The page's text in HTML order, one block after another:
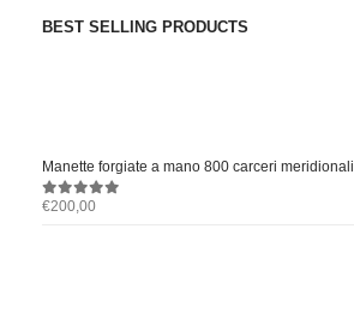
BEST SELLING PRODUCTS
Manette forgiate a mano 800 carceri meridionali
0out of 5
€200,00